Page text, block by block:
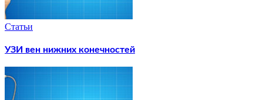
Статьи
УЗИ вен нижних конечностей